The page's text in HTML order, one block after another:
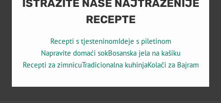
ISTRAŽITE NAŠE NAJTRAŽENIJE
RECEPTE
Recepti s tjesteninomIdeje s piletinom
Napravite domaći sokBosanska jela na kašiku
Recepti za zimnicuTradicionalna kuhinjaKolači za Bajram